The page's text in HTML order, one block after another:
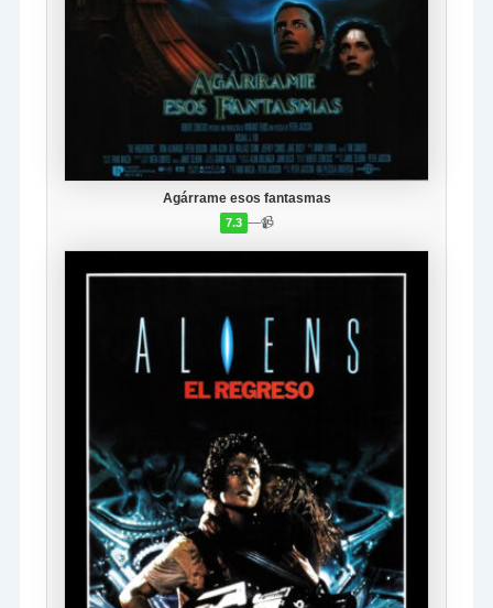
Agárrame esos fantasmas
7.3 —📹